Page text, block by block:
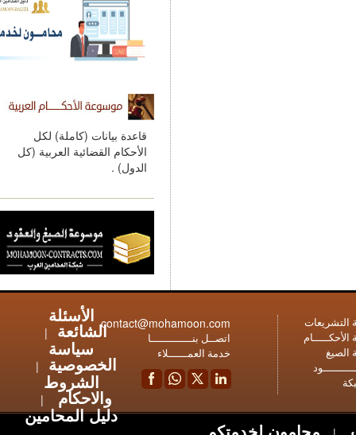
قاعدة بيانات (كاملة) لكل
الأحكام القضائية العربية (كل
الدول) .
contact@mohamoon.com
اتصــل بنـــــــــــــا
خدمة العمــــــلاء
الأسئلة
الشائعة |
سياسة
الخصوصية |
الشروط
والاحكام |
دليل المحامين